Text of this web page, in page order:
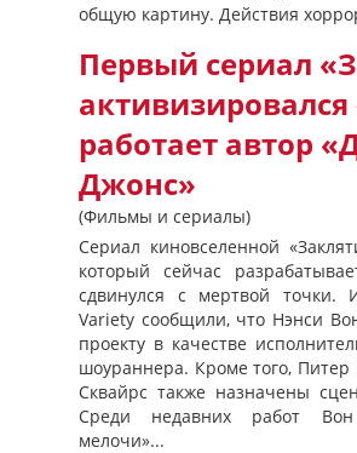
общую картину. Действия
Первый сериал
работает автор
Джонс»
(Фильмы и сериалы)
Сериал киновселенной
который сейчас
сдвинулся с мертвой точки.
Variety сообщили, что Нэнси
проекту в качестве
шоураннера. Кроме того,
Сквайрс также назначены
Среди недавних работ
мелочи»...